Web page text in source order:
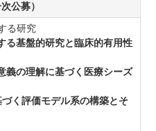
公募）
る研究
る基盤的研究と臨床的有用性
義の理解に基づく医療シーズ
く評価モデル系の構築とそ